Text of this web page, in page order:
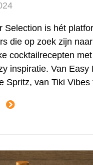
Selection is hét
die op zoek zijn naar
cocktailrecepten
inspiratie. Van Easy
Spritz, van Tiki Vibes
Ontdek hier